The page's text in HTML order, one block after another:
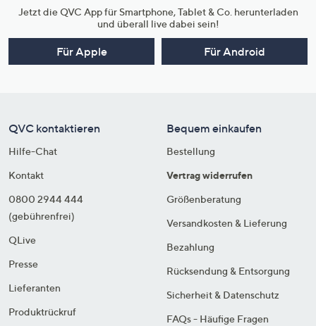
Jetzt die QVC App für Smartphone, Tablet & Co. herunterladen
und überall live dabei sein!
Für Apple Für Android
QVC kontaktieren
Hilfe-Chat
Kontakt
0800 2944 444
(gebührenfrei)
QLive
Presse
Lieferanten
Produktrückruf
Bequem einkaufen
Bestellung
Vertrag widerrufen
Größenberatung
Versandkosten & Lieferung
Bezahlung
Rücksendung & Entsorgung
Sicherheit & Datenschutz
FAQs - Häufige Fragen